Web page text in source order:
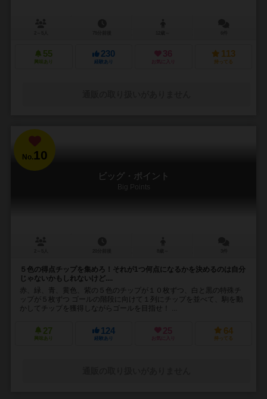
55
興味あり
230
経験あり
36
お気に入り
113
持ってる
No. 10
ビッグ・ポイント
Big Points
５色の得点チップを集めろ！それが1つ何点になるかを決めるのは自分
じゃないかもしれないけど....
赤、緑、青、黄色、紫の５色のチップが１０枚ずつ、白と黒の特殊チ
ップが５枚ずつ ゴールの階段に向けて１列にチップを並べて、駒を動
かしてチップを獲得しながらゴールを目指せ！ ...
27
興味あり
124
経験あり
25
お気に入り
64
持ってる